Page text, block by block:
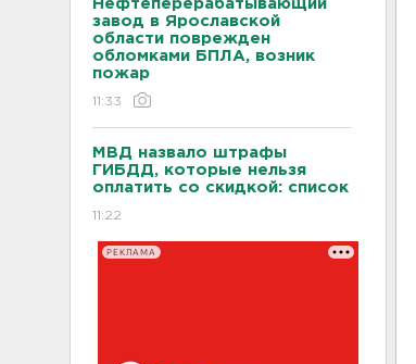
Нефтеперерабатывающий
завод в Ярославской
области поврежден
обломками БПЛА, возник
пожар
11:33
МВД назвало штрафы
ГИБДД, которые нельзя
оплатить со скидкой: список
11:22
РЕКЛАМА